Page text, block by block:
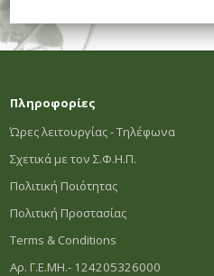
Πληροφορίες
Ώρες λειτουργίας - Τηλέφωνα
Σχετικά με τον Σ.Φ.Η.Π.
Πολιτική Ποιότητας
Πολιτική Προστασίας
Terms & Conditions
Αρ. Γ.Ε.ΜΗ.- 124205326000